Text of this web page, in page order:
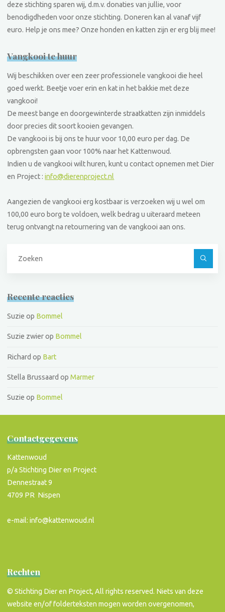
deze stichting sparen wij, d.m.v. donaties van jullie, voor
benodigdheden voor onze stichting. Doneren kan al vanaf vijf
euro. Help je ons mee? Onze honden en katten zijn er erg blij mee!
Vangkooi te huur
Wij beschikken over een zeer professionele vangkooi die heel
goed werkt. Beetje voer erin en kat in het bakkie met deze
vangkooi!
De meest bange en doorgewinterde straatkatten zijn inmiddels
door precies dit soort kooien gevangen.
De vangkooi is bij ons te huur voor 10,00 euro per dag. De
opbrengsten gaan voor 100% naar het Kattenwoud.
Indien u de vangkooi wilt huren, kunt u contact opnemen met Dier
en Project :info@dierenproject.nl
Aangezien de vangkooi erg kostbaar is verzoeken wij u wel om
100,00 euro borg te voldoen, welk bedrag u uiteraard meteen
terug ontvangt na retournering van de vangkooi aan ons.
Recente reacties
Suzie op Bommel
Suzie zwierop Bommel
Richard op Bart
Stella Brussaard opMarmer
Suzie op Bommel
Contactgegevens
Kattenwoud
p/a Stichting Dier en Project
Dennestraat 9
4709 PR Nispen
e-mail: info@kattenwoud.nl
Rechten
© Stichting Dier en Project, All rights reserved. Niets van deze
website en/of folderteksten mogen worden overgenomen,